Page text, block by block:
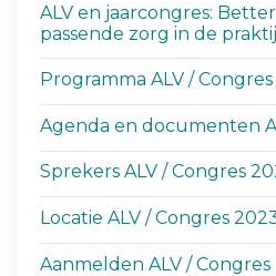
ALV en jaarcongres:
passende zorg in de
Programma ALV /
Agenda en documenten
Sprekers ALV / Congres
Locatie ALV / Congres
Aanmelden ALV / Congres